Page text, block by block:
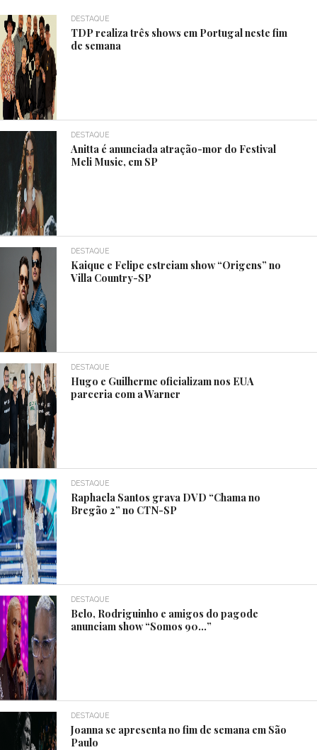
DESTAQUE
TDP realiza três shows em Portugal neste fim
de semana
DESTAQUE
Anitta é anunciada atração-mor do Festival
Meli Music, em SP
DESTAQUE
Kaique e Felipe estreiam show “Origens” no
Villa Country-SP
DESTAQUE
Hugo e Guilherme oficializam nos EUA
parceria com a Warner
DESTAQUE
Raphaela Santos grava DVD “Chama no
Bregão 2” no CTN-SP
DESTAQUE
Belo, Rodriguinho e amigos do pagode
anunciam show “Somos 90…”
DESTAQUE
Joanna se apresenta no fim de semana em São
Paulo